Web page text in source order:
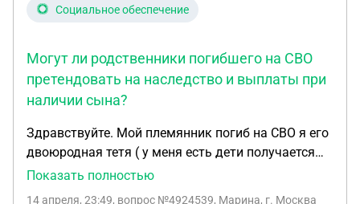
Социальное обеспечение
Могут ли родственники погибшего на СВО
претендовать на наследство и выплаты при
наличии сына?
Здравствуйте. Мой племянник погиб на СВО я его
двоюродная тетя ( у меня есть дети получается
его двоюродные сестры ), но у него есть сын 7лет ,
Показать полностью
14 апреля, 23:49, вопрос №4924539, Марина, г. Москва